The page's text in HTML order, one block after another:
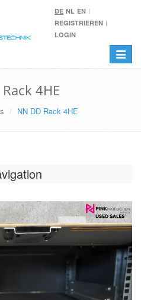
DE NL EN
REGISTRIEREN
LOGIN
Toggle
4HE
NN DD Rack 4HE